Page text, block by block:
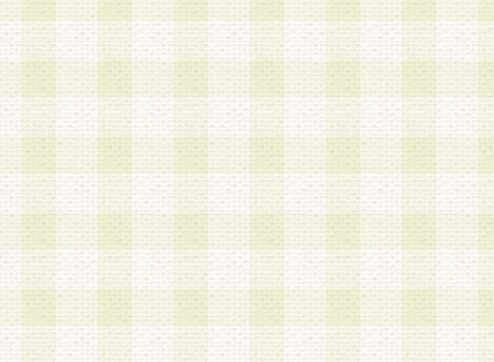
a.既に登録されている会員と同一のメールアドレ
録する場合
b.本サービスと同様のサービスを提供している企
業に従事していると思われる本人またはその家族
場合
c.その他当社が不適切と判断する場合
2.当社は、会員登録希望者を会員として承認する
した 場合、会員登録希望者による会員登録手続
による承認後の場合であっても、会員登録の取り
の抹消を、当社が適切と判 断する方法・手段に
とができるものとします。